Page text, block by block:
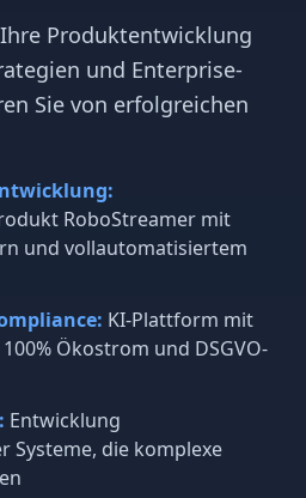
Produktentwicklung
und Enterprise-
Sie von erfolgreichen
RoboStreamer mit
und vollautomatisiertem
KI-Plattform mit
Ökostrom und DSGVO-
Entwicklung
Systeme, die komplexe